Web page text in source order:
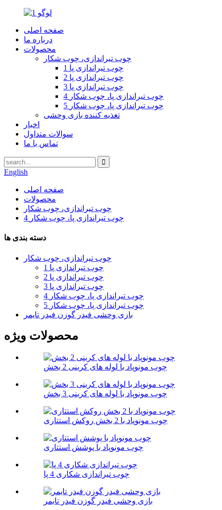
صفحه اصلی
درباره ما
محصولات
چوب تیراندازی، چوب شکار
1 چوب تیراندازی پا
2 چوب تیراندازی پا
3 چوب تیراندازی پا
4 چوب تیراندازی پا، چوب شکار
5 چوب تیراندازی پا، چوب شکار
تغذیه کننده بازی وحشی
اخبار
سوالات متداول
تماس با ما
English
صفحه اصلی
محصولات
چوب تیراندازی، چوب شکار
4 چوب تیراندازی پا، چوب شکار
دسته بندی ها
چوب تیراندازی، چوب شکار
1 چوب تیراندازی پا
2 چوب تیراندازی پا
3 چوب تیراندازی پا
4 چوب تیراندازی پا، چوب شکار
5 چوب تیراندازی پا، چوب شکار
بازی وحشی فیدر گوزن فیدر تایمر
محصولات ویژه
چوب مونوپاد با لوله های کربنی 2 بخش
چوب مونوپاد با لوله های کربنی 3 بخش
چوب مونوپاد با 2 بخش روکش استتاری
چوب مونوپاد با پوشش استتاری
چوب تیراندازی شکاری 4 پا
بازی وحشی فیدر گوزن فیدر تایمر